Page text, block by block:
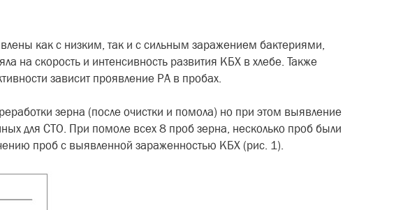
как с низким, так и с сильным заражением бактериями,
на скорость и интенсивность развития КБХ в хлебе. Также
зависит проявление РА в пробах.
зерна (после очистки и помола) но при этом выявление
для СТО. При помоле всех 8 проб зерна, несколько проб были
проб с выявленной зараженностью КБХ (рис. 1).